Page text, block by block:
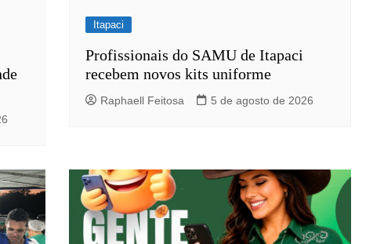
Itapaci
Profissionais do SAMU de Itapaci
recebem novos kits uniforme
Raphaell Feitosa 5 de agosto de 2026